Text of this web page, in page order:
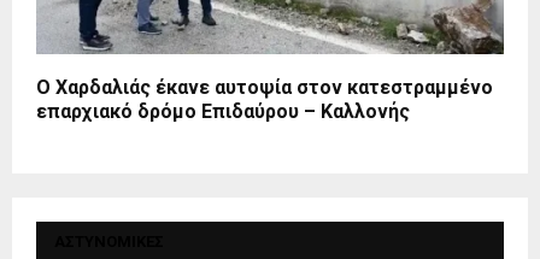
Ο Χαρδαλιάς έκανε αυτοψία στον κατεστραμμένο
επαρχιακό δρόμο Επιδαύρου – Καλλονής